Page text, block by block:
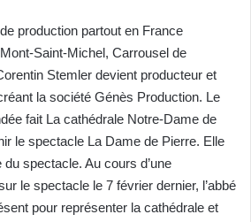
production partout en France
Saint-Michel, Carrousel de
Stemler devient producteur et
la société Génès Production. Le
fait La cathédrale Notre-Dame de
le spectacle La Dame de Pierre. Elle
du spectacle. Au cours d’une
le spectacle le 7 février dernier, l’abbé
pour représenter la cathédrale et